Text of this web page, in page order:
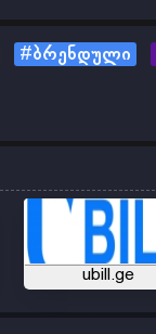
#ბრენდული
ubill.ge